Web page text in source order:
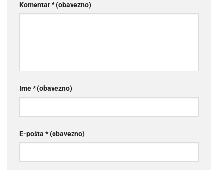
Komentar* (obavezno)
Ime* (obavezno)
E-pošta * (obavezno)